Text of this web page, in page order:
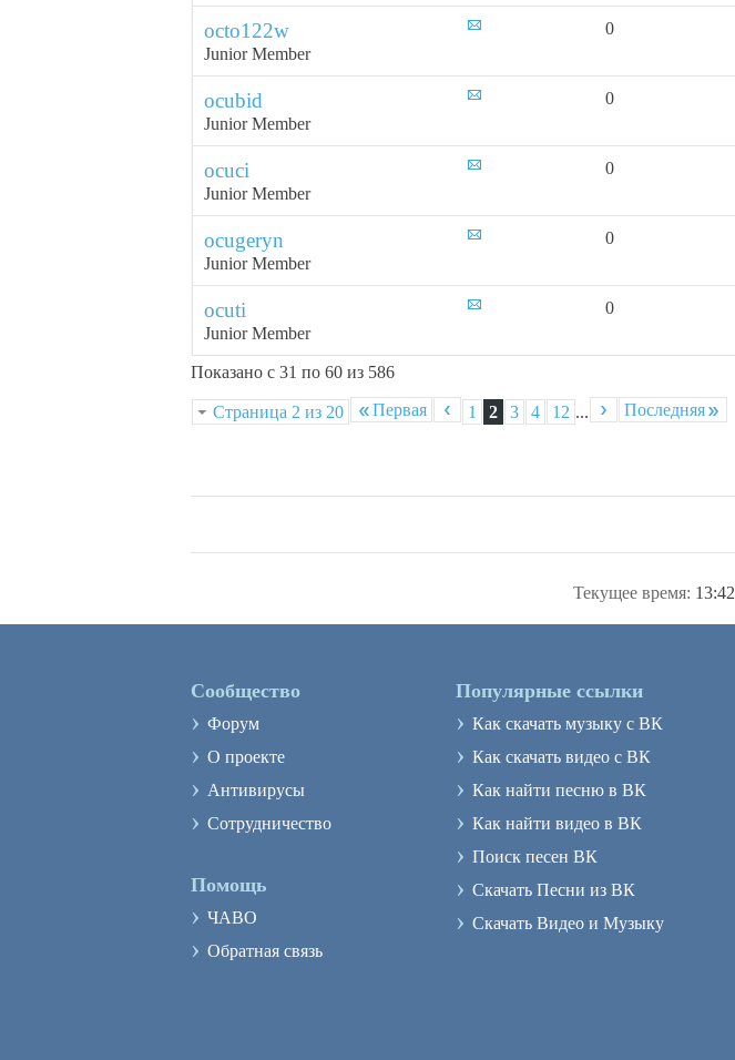
octo122w
Junior Member
0
ocubid
Junior Member
0
ocuci
Junior Member
0
ocugeryn
Junior Member
0
ocuti
Junior Member
0
Показано с 31 по 60 из 586
Страница 2 из 20 Первая 1 2 3 4 12 ... Последняя
Текущее время: 13:42
Сообщество
› Форум
› О проекте
› Антивирусы
› Сотрудничество
Помощь
› ЧАВО
› Обратная связь
Популярные ссылки
› Как скачать музыку с ВК
› Как скачать видео с ВК
› Как найти песню в ВК
› Как найти видео в ВК
› Поиск песен ВК
› Скачать Песни из ВК
› Скачать Видео и Музыку